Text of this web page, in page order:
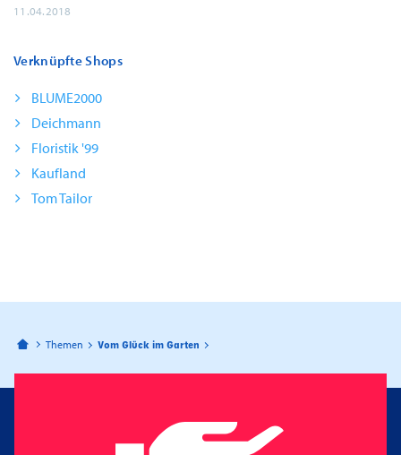
11.04.2018
Verknüpfte Shops
BLUME2000
Deichmann
Floristik '99
Kaufland
Tom Tailor
Bahnhofspassagen Potsdam
Themen Vom Glück im Garten